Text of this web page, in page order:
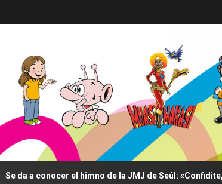
a conocer el himno de la JMJ de Seúl: «Confidite, Ego